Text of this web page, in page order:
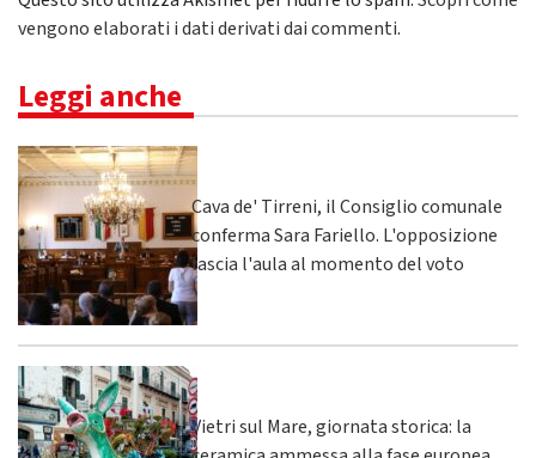
vengono elaborati i dati derivati dai commenti.
Leggi anche
Cava de' Tirreni, il Consiglio comunale
conferma Sara Fariello. L'opposizione
lascia l'aula al momento del voto
Vietri sul Mare, giornata storica: la